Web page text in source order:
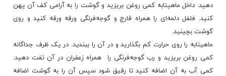
دهید. داخل ماهیتابه کمی روغن بریزید و گوشت را به آرامی کف آن پهن
کنید. فلفل دلمه‌ای را همراه قارچ و گوجه‌فرنگی ورقه ورقه کنید و روی
گوشت بچینید.
ماهیتابه را روی حرارت کم بگذارید و در آن را ببندید. در یک ظرف جداگانه
کمی روغن بریزید و رب گوجه‌فرنگی را ​ همراه زعفران در آن تفت دهید.
کمی آب به آن اضافه کنید تا رقیق شود سپس آن را به گوشت اضافه